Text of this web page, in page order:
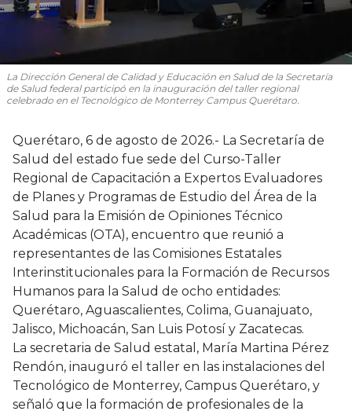
La Dirección General de Calidad y Educación en Salud de la Secretaría
de Salud federal participó en la inauguración del taller regional
celebrado en el Tecnológico de Monterrey Campus Querétaro.
Querétaro, 6 de agosto de 2026.- La Secretaría de
Salud del estado fue sede del Curso-Taller
Regional de Capacitación a Expertos Evaluadores
de Planes y Programas de Estudio del Área de la
Salud para la Emisión de Opiniones Técnico
Académicas (OTA), encuentro que reunió a
representantes de las Comisiones Estatales
Interinstitucionales para la Formación de Recursos
Humanos para la Salud de ocho entidades:
Querétaro, Aguascalientes, Colima, Guanajuato,
Jalisco, Michoacán, San Luis Potosí y Zacatecas.
La secretaria de Salud estatal, María Martina Pérez
Rendón, inauguró el taller en las instalaciones del
Tecnológico de Monterrey, Campus Querétaro, y
señaló que la formación de profesionales de la